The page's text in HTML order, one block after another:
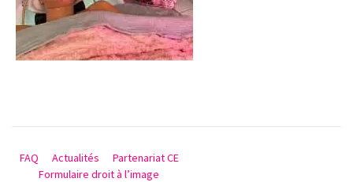
FAQ Actualités
Partenariat CE
Formulaire droit à l’image